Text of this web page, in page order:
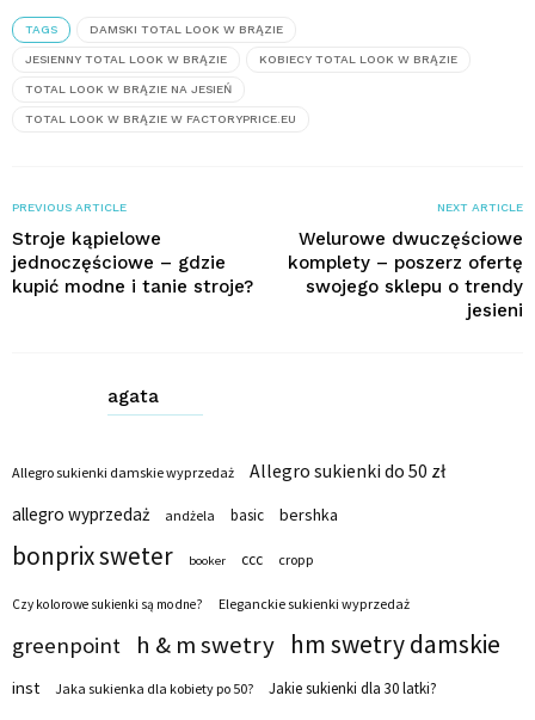
TAGS DAMSKI TOTAL LOOK W BRĄZIE
JESIENNY TOTAL LOOK W BRĄZIE KOBIECY TOTAL LOOK W BRĄZIE
TOTAL LOOK W BRĄZIE NA JESIEŃ
TOTAL LOOK W BRĄZIE W FACTORYPRICE.EU
PREVIOUS ARTICLE
Stroje kąpielowe
jednoczęściowe – gdzie
kupić modne i tanie stroje?
NEXT ARTICLE
Welurowe dwuczęściowe
komplety – poszerz ofertę
swojego sklepu o trendy
jesieni
agata
Allegro sukienki damskie wyprzedaż
Allegro sukienki do 50 zł
allegro wyprzedaż
andżela basic bershka
bonprix sweter booker ccc cropp
Czy kolorowe sukienki są modne? Eleganckie sukienki wyprzedaż
greenpoint h & m swetry hm swetry damskie
inst Jaka sukienka dla kobiety po 50? Jakie sukienki dla 30 latki?